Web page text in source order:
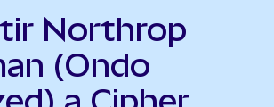
Northrop
(Ondo